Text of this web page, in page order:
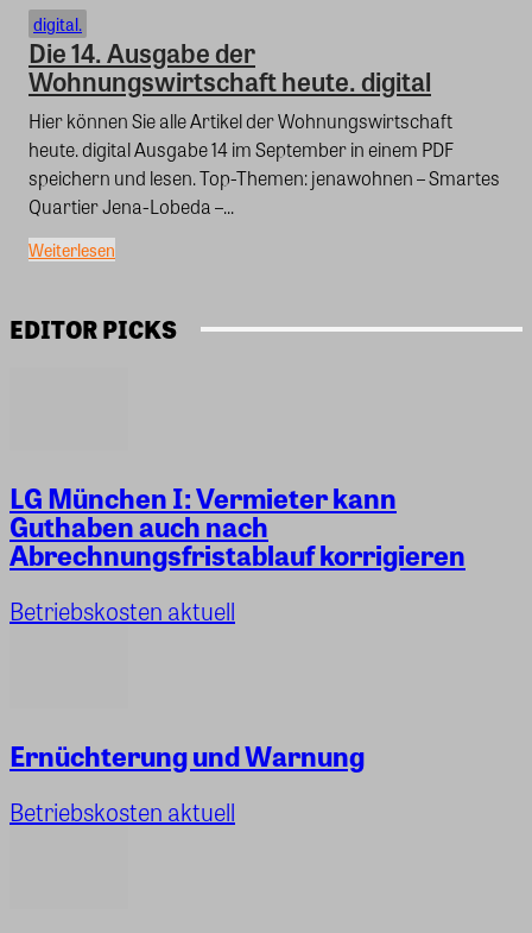
digital.
Die 14. Ausgabe der
Wohnungswirtschaft heute. digital
Hier können Sie alle Artikel der Wohnungswirtschaft
heute. digital Ausgabe 14 im September in einem PDF
speichern und lesen. Top-Themen: jenawohnen – Smartes
Quartier Jena-Lobeda –...
Weiterlesen
EDITOR PICKS
LG München I: Vermieter kann
Guthaben auch nach
Abrechnungsfristablauf korrigieren
Betriebskosten aktuell
Ernüchterung und Warnung
Betriebskosten aktuell